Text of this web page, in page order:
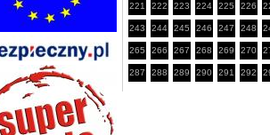
221 222 223 224 225 226
243 244 245 246 247 248
265 266 267 268 269 270
287 288 289 290 291 292